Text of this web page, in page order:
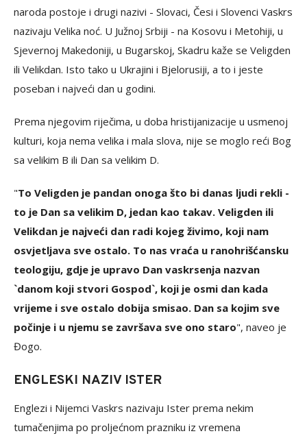
naroda postoje i drugi nazivi - Slovaci, Česi i Slovenci Vaskrs
nazivaju Velika noć. U Južnoj Srbiji - na Kosovu i Metohiji, u
Sjevernoj Makedoniji, u Bugarskoj, Skadru kaže se Veligden
ili Velikdan. Isto tako u Ukrajini i Bjelorusiji, a to i jeste
poseban i najveći dan u godini.
Prema njegovim riječima, u doba hristijanizacije u usmenoj
kulturi, koja nema velika i mala slova, nije se moglo reći Bog
sa velikim B ili Dan sa velikim D.
"To Veligden je pandan onoga što bi danas ljudi rekli -
to je Dan sa velikim D, jedan kao takav. Veligden ili
Velikdan je najveći dan radi kojeg živimo, koji nam
osvjetljava sve ostalo. To nas vraća u ranohrišćansku
teologiju, gdje je upravo Dan vaskrsenja nazvan
`danom koji stvori Gospod`, koji je osmi dan kada
vrijeme i sve ostalo dobija smisao. Dan sa kojim sve
počinje i u njemu se završava sve ono staro", naveo je
Đogo.
ENGLESKI NAZIV ISTER
Englezi i Nijemci Vaskrs nazivaju Ister prema nekim
tumačenjima po proljećnom prazniku iz vremena